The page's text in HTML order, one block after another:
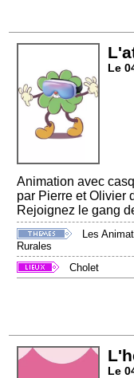
Le
Animation avec
par Pierre et Olivier
Rejoignez le gang
Les
Rurales
Cholet
Le